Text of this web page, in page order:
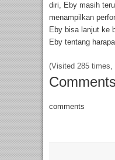
diri, Eby masih
menampilkan
Eby bisa lanjut ke
Eby tentang
(Visited 285
Comments
comments